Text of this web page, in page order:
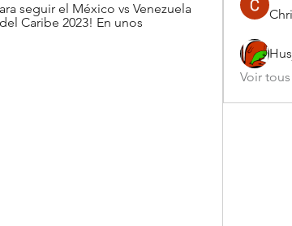
seguir el México vs Venezuela
Caribe 2023! En unos
Voir